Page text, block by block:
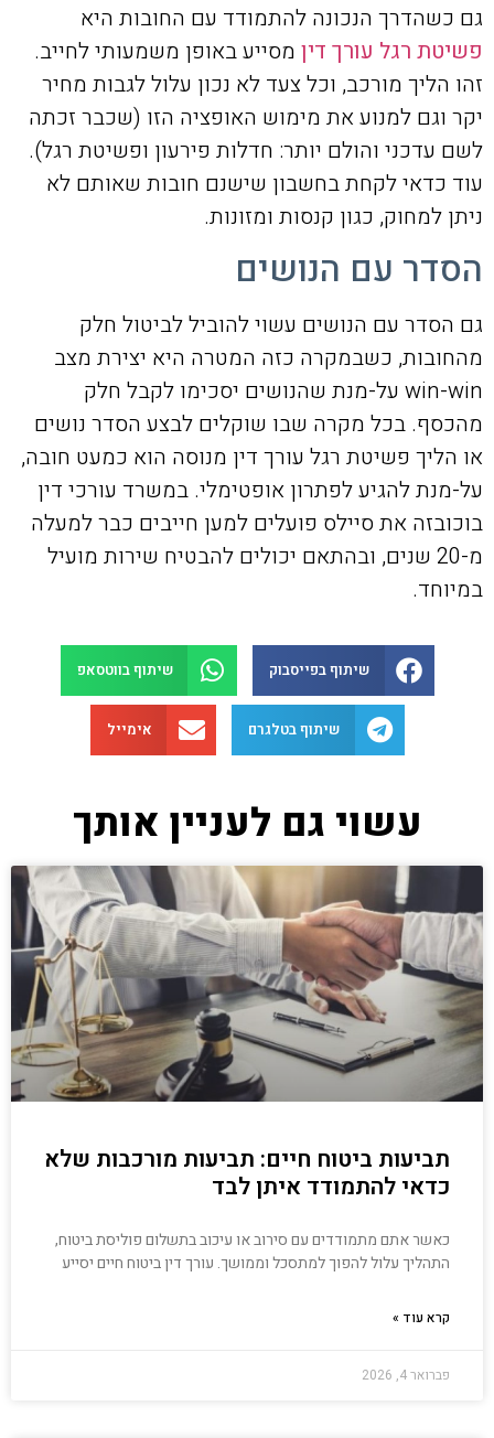
גם כשהדרך הנכונה להתמודד עם החובות היא
פשיטת רגל עורך דין מסייע באופן משמעותי לחייב.
זהו הליך מורכב, וכל צעד לא נכון עלול לגבות מחיר
יקר וגם למנוע את מימוש האופציה הזו (שכבר זכתה
לשם עדכני והולם יותר: חדלות פירעון ופשיטת רגל).
עוד כדאי לקחת בחשבון שישנם חובות שאותם לא
ניתן למחוק, כגון קנסות ומזונות.
הסדר עם הנושים
גם הסדר עם הנושים עשוי להוביל לביטול חלק
מהחובות, כשבמקרה כזה המטרה היא יצירת מצב
win-win על-מנת שהנושים יסכימו לקבל חלק
מהכסף. בכל מקרה שבו שוקלים לבצע הסדר נושים
או הליך פשיטת רגל עורך דין מנוסה הוא כמעט חובה,
על-מנת להגיע לפתרון אופטימלי. במשרד עורכי דין
בוכובזה את סיילס פועלים למען חייבים כבר למעלה
מ-20 שנים, ובהתאם יכולים להבטיח שירות מועיל
במיוחד.
שיתוף בפייסבוק שיתוף בווטסאפ
שיתוף בטלגרם אימייל
עשוי גם לעניין אותך
תביעות ביטוח חיים: תביעות מורכבות שלא
כדאי להתמודד איתן לבד
כאשר אתם מתמודדים עם סירוב או עיכוב בתשלום פוליסת ביטוח,
התהליך עלול להפוך למתסכל וממושך. עורך דין ביטוח חיים יסייע
קרא עוד »
פברואר 4, 2026